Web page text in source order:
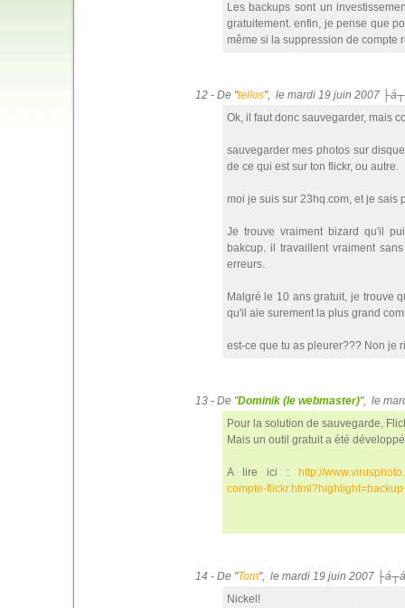
Les backups sont un
gratuitement. enfin, je pense que
même si la suppression de compte
12 - De "tellos", le mardi 19 juin 2007
Ok, il faut donc sauvegarder, mais
sauvegarder mes photos sur
de ce qui est sur ton flickr, ou autre.
moi je suis sur 23hq.com, et je sais
Je trouve vraiment bizard qu'il
bakcup. il travaillent vraiment
erreurs.
Malgré le 10 ans gratuit, je trouve
qu'il aie surement la plus grand
est-ce que tu as pleurer??? Non je
13 - De "Dominik (le webmaster)", le
Pour la solution de sauvegarde,
Mais un outil gratuit a été
A lire ici :
http://
compte-
14 - De "Tom", le mardi 19 juin 2007
Nickel!